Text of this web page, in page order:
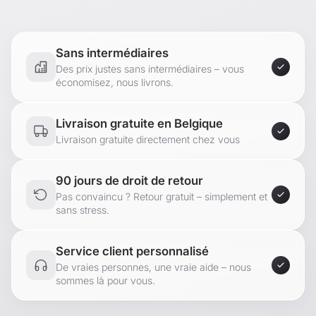
Grâce à la notice fournie, le bureau s’assemble en
quelques étapes et est rapidement prêt à l’emploi.
Contenu de la livraison :
1 x bureau
Produit de la marque :
[en.casa]
Sans intermédiaires
Des prix justes sans intermédiaires – vous
économisez, nous livrons.
Livraison gratuite en Belgique
Livraison gratuite directement chez vous
90 jours de droit de retour
Pas convaincu ? Retour gratuit – simplement et
sans stress.
Service client personnalisé
De vraies personnes, une vraie aide – nous
sommes là pour vous.